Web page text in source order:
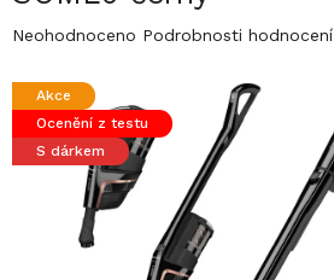
Průměrné
produktu
0,0
5
hvězdiček.
Neohodnoceno Podrobnosti hodnocení
Akce
Ocenění z testu
S dárkem